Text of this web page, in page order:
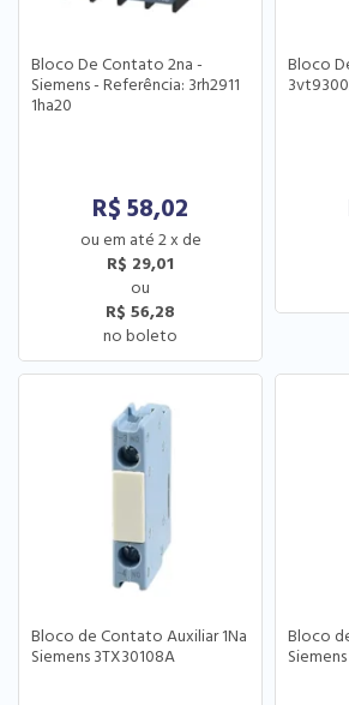
Bloco De Contato 2na -
Siemens - Referência: 3rh2911
1ha20
R$ 58,02
2x de
R$ 29,01
R$ 56,28
Bloco
Bloco de Contato Auxiliar 1Na
Siemens 3TX30108A
Bloco